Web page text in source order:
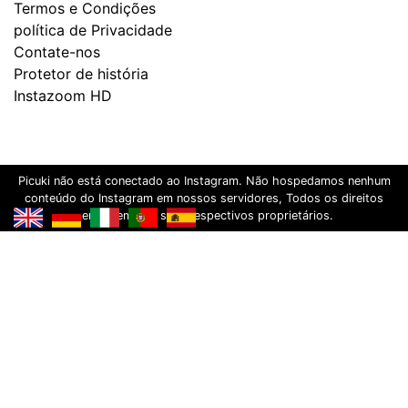
Termos e Condições
política de Privacidade
Contate-nos
Protetor de história
Instazoom HD
Picuki não está conectado ao Instagram. Não hospedamos nenhum
conteúdo do Instagram em nossos servidores, Todos os direitos
pertencem aos seus respectivos proprietários.